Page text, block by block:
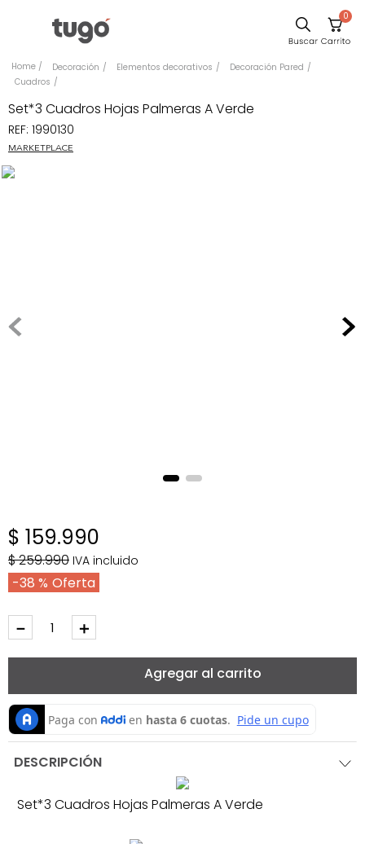
0
Decoración Elementos decorativos
Decoración Pared
Cuadros
Set*3 Cuadros Hojas Palmeras A Verde
REF: 1990130
MARKETPLACE
$ 159.990
$259.990 IVA incluido
38 %
＋
－
Agregar al carrito
DESCRIPCIÓN
Set*3 Cuadros Hojas Palmeras A Verde
Comedor
Escritorio
Silla